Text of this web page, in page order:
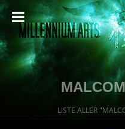
LISTE ALLER